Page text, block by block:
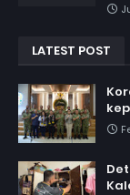
LATEST POST